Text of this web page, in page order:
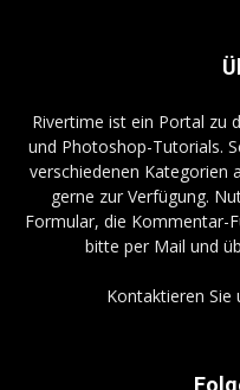
Rivertime ist ein Portal zu
und Photoshop-Tutorials.
verschiedenen Kategorien
gerne zur Verfügung.
Formular, die Kommentar-
bitte per Mail und
Kontaktieren Sie